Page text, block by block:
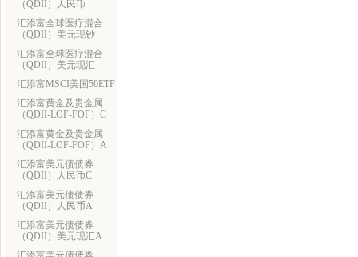
（QDII）人民币
汇添富全球医疗混合
（QDII）美元现钞
汇添富全球医疗混合
（QDII）美元现汇
汇添富MSCI美国50ETF
汇添富黄金及贵金属
（QDII-LOF-FOF）C
汇添富黄金及贵金属
（QDII-LOF-FOF）A
汇添富美元债债券
（QDII）人民币C
汇添富美元债债券
（QDII）人民币A
汇添富美元债债券
（QDII）美元现汇A